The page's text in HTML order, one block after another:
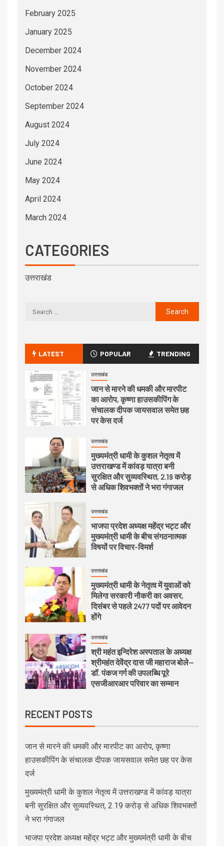
February 2025
January 2025
December 2024
November 2024
October 2024
September 2024
August 2024
July 2024
June 2024
May 2024
April 2024
March 2024
CATEGORIES
उत्तराखंड
LATEST POPULAR TRENDING
उत्तराखंड
जान से मारने की धमकी और मारपीट
का आरोप, कृष्णा हाउसकीपिंग के
संचालक दीपक जायसवाल समेत छह
पर केस दर्ज
उत्तराखंड
मुख्यमंत्री धामी के कुशल नेतृत्व में
उत्तराखण्ड में कांवड़ यात्रा बनी
सुरक्षित और सुव्यवस्थित, 2.19 करोड़
से अधिक शिवभक्तों ने भरा गंगाजल
उत्तराखंड
भाजपा प्रदेश अध्यक्ष महेंद्र भट्ट और
मुख्यमंत्री धामी के बीच संगठनात्मक
विषयों पर विचार-विमर्श
उत्तराखंड
मुख्यमंत्री धामी के नेतृत्व में युवाओं को
मिलेगा सरकारी नौकरी का अवसर,
दिसंबर से पहले 2477 पदों पर आवेदन
होंगे
उत्तराखंड
श्री महंत इन्दिरेश अस्पताल के अध्यक्ष
श्रीमहंत देवेंद्र दास जी महाराज बोले—
डॉ. पंकज गर्ग की उपलब्धि पूरे
एसजीआरआर परिवार का सम्मान
RECENT POSTS
जान से मारने की धमकी और मारपीट का आरोप, कृष्णा
हाउसकीपिंग के संचालक दीपक जायसवाल समेत छह पर केस
दर्ज
मुख्यमंत्री धामी के कुशल नेतृत्व में उत्तराखण्ड में कांवड़ यात्रा
बनी सुरक्षित और सुव्यवस्थित, 2.19 करोड़ से अधिक शिवभक्तों
ने भरा गंगाजल
भाजपा प्रदेश अध्यक्ष महेंद्र भट्ट और मुख्यमंत्री धामी के बीच